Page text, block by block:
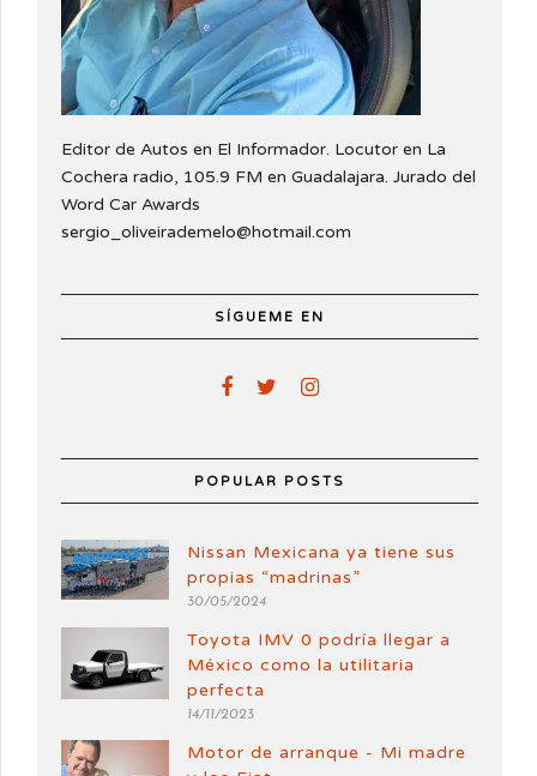
Editor de Autos en El Informador. Locutor en La
Cochera radio, 105.9 FM en Guadalajara. Jurado del
Word Car Awards
sergio_oliveirademelo@hotmail.com
SÍGUEME EN
POPULAR POSTS
Nissan Mexicana ya tiene sus
propias “madrinas”
30/05/2024
Toyota IMV 0 podría llegar a
México como la utilitaria
perfecta
14/11/2023
Motor de arranque - Mi madre